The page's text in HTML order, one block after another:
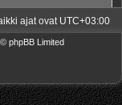
ajat ovat UTC+03:00
phpBB Limited